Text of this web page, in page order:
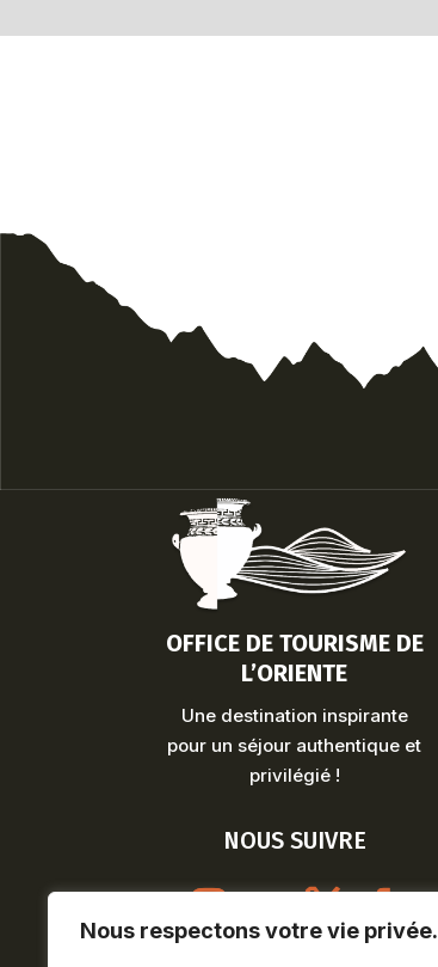
Nous respectons votre vie privée.
OFFICE DE TOURISME DE
L’ORIENTE
Une destination inspirante
pour un séjour authentique et
privilégié !
NOUS SUIVRE